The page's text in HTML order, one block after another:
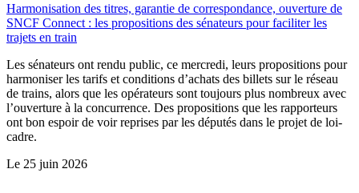
Harmonisation des titres, garantie de correspondance, ouverture de
SNCF Connect : les propositions des sénateurs pour faciliter les
trajets en train
Les sénateurs ont rendu public, ce mercredi, leurs propositions pour
harmoniser les tarifs et conditions d’achats des billets sur le réseau
de trains, alors que les opérateurs sont toujours plus nombreux avec
l’ouverture à la concurrence. Des propositions que les rapporteurs
ont bon espoir de voir reprises par les députés dans le projet de loi-
cadre.
Le 25 juin 2026